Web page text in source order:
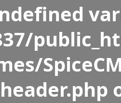
header.php